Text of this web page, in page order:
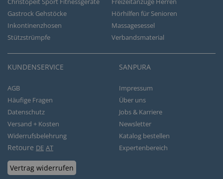
Gastrock Gehstöcke
Hörhilfen für Senioren
Inkontinenzhosen
Massagesessel
Stützstrümpfe
Verbandsmaterial
KUNDENSERVICE
AGB
Häufige Fragen
Datenschutz
Versand + Kosten
Widerrufsbelehrung
Retoure DE AT
Vertrag widerrufen
SANPURA
Impressum
Über uns
Jobs & Karriere
Newsletter
Katalog bestellen
Expertenbereich